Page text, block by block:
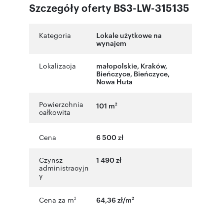
Szczegóły oferty BS3-LW-315135
Kategoria
Lokale użytkowe na
wynajem
Lokalizacja małopolskie, Kraków,
Bieńczyce, Bieńczyce,
Nowa Huta
Powierzchnia
całkowita
101 m2
Cena 6 500 zł
Czynsz
administracyjn
y
1 490 zł
Cena za m2 64,36 zł/m2